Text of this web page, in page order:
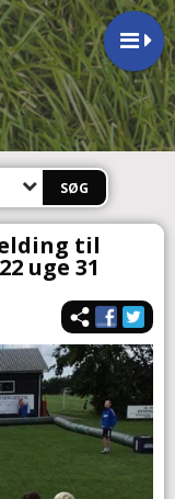
til
uge 31